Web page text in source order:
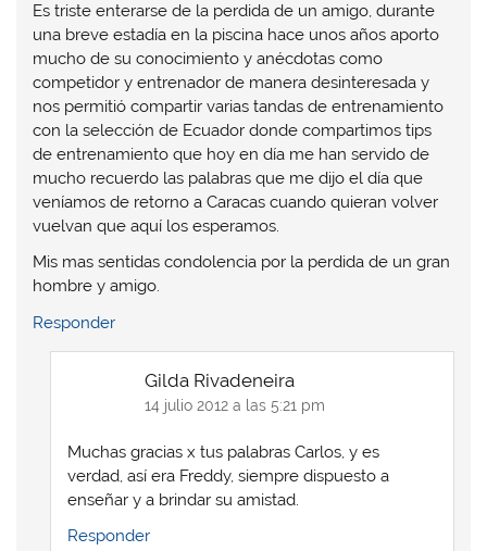
Es triste enterarse de la perdida de un amigo, durante
una breve estadía en la piscina hace unos años aporto
mucho de su conocimiento y anécdotas como
competidor y entrenador de manera desinteresada y
nos permitió compartir varias tandas de entrenamiento
con la selección de Ecuador donde compartimos tips
de entrenamiento que hoy en día me han servido de
mucho recuerdo las palabras que me dijo el día que
veníamos de retorno a Caracas cuando quieran volver
vuelvan que aquí los esperamos.
Mis mas sentidas condolencia por la perdida de un gran
hombre y amigo.
Responder
Gilda Rivadeneira
14 julio 2012 a las 5:21 pm
Muchas gracias x tus palabras Carlos, y es
verdad, así era Freddy, siempre dispuesto a
enseñar y a brindar su amistad.
Responder